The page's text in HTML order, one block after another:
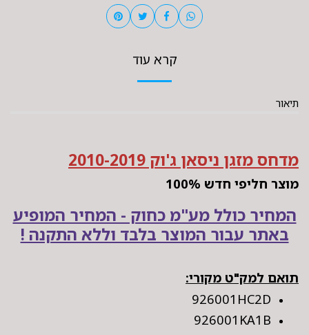
קרא עוד
תיאור
מדחס מזגן ניסאן ג'וק 2010-2019
מוצר חליפי חדש 100%
המחיר כולל מע"מ כחוק - המחיר המופיע
באתר עבור המוצר בלבד וללא התקנה !
תואם למק"ט מקורי:
926001HC2D
926001KA1B